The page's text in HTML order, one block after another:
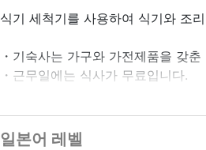
식기 세척기를 사용하여 식기와 조
・기숙사는 가구와 가전제품을 갖
・근무일에는 식사가 무료입니다.
일본어 레벨